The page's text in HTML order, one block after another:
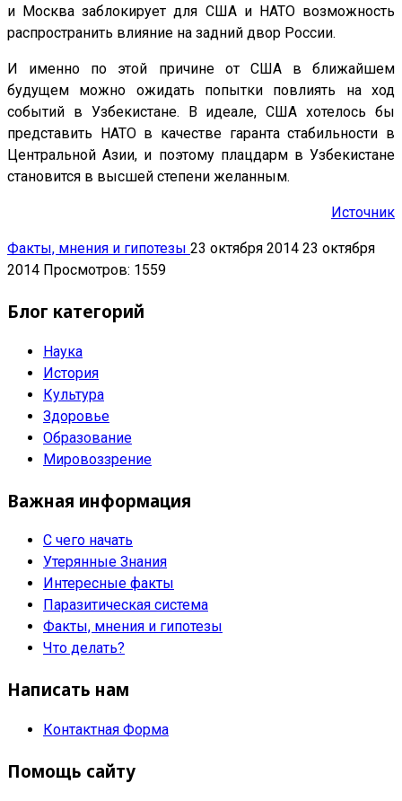
и Москва заблокирует для США и НАТО возможность
распространить влияние на задний двор России.
И именно по этой причине от США в ближайшем
будущем можно ожидать попытки повлиять на ход
событий в Узбекистане. В идеале, США хотелось бы
представить НАТО в качестве гаранта стабильности в
Центральной Азии, и поэтому плацдарм в Узбекистане
становится в высшей степени желанным.
Источник
Факты, мнения и гипотезы 23 октября 2014 23 октября
2014 Просмотров: 1559
Блог категорий
Наука
История
Культура
Здоровье
Образование
Мировоззрение
Важная информация
С чего начать
Утерянные Знания
Интересные факты
Паразитическая система
Факты, мнения и гипотезы
Что делать?
Написать нам
Контактная Форма
Помощь сайту